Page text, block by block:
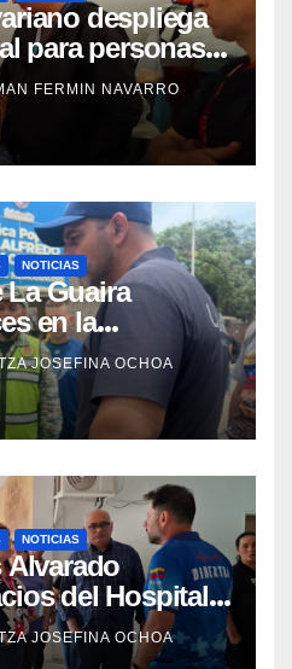
despliega
para personas
en
La Guaira
FERMIN NAVARRO
NOTICIAS
Guaira
en la
Hospitalito de
JOSEFINA OCHOA
NOTICIAS
Alvarado
del Hospital
Martín Vegas
JOSEFINA OCHOA